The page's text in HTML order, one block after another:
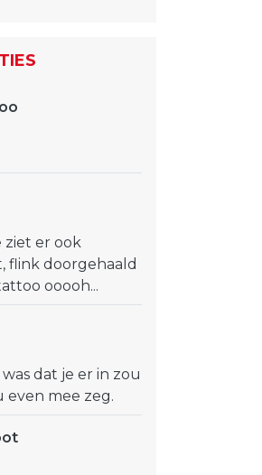
ziet er ook
flink doorgehaald
ooooh...
dat je er in zou
even mee zeg.